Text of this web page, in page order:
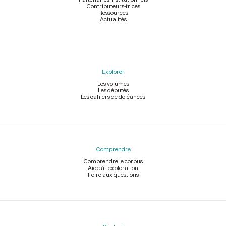
Contributeurs-trices
Ressources
Actualités
Explorer
Les volumes
Les députés
Les cahiers de doléances
Comprendre
Comprendre le corpus
Aide à l'exploration
Foire aux questions